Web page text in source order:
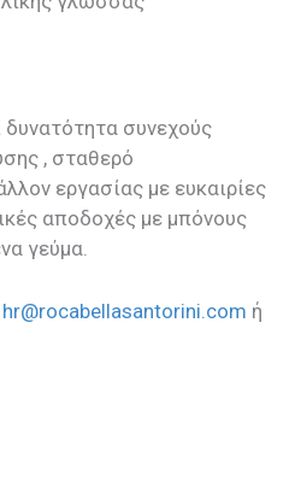
συνεχούς
, σταθερό
εργασίας με ευκαιρίες
αποδοχές με μπόνους
γεύμα.
hr@rocabellasantorini.com ή